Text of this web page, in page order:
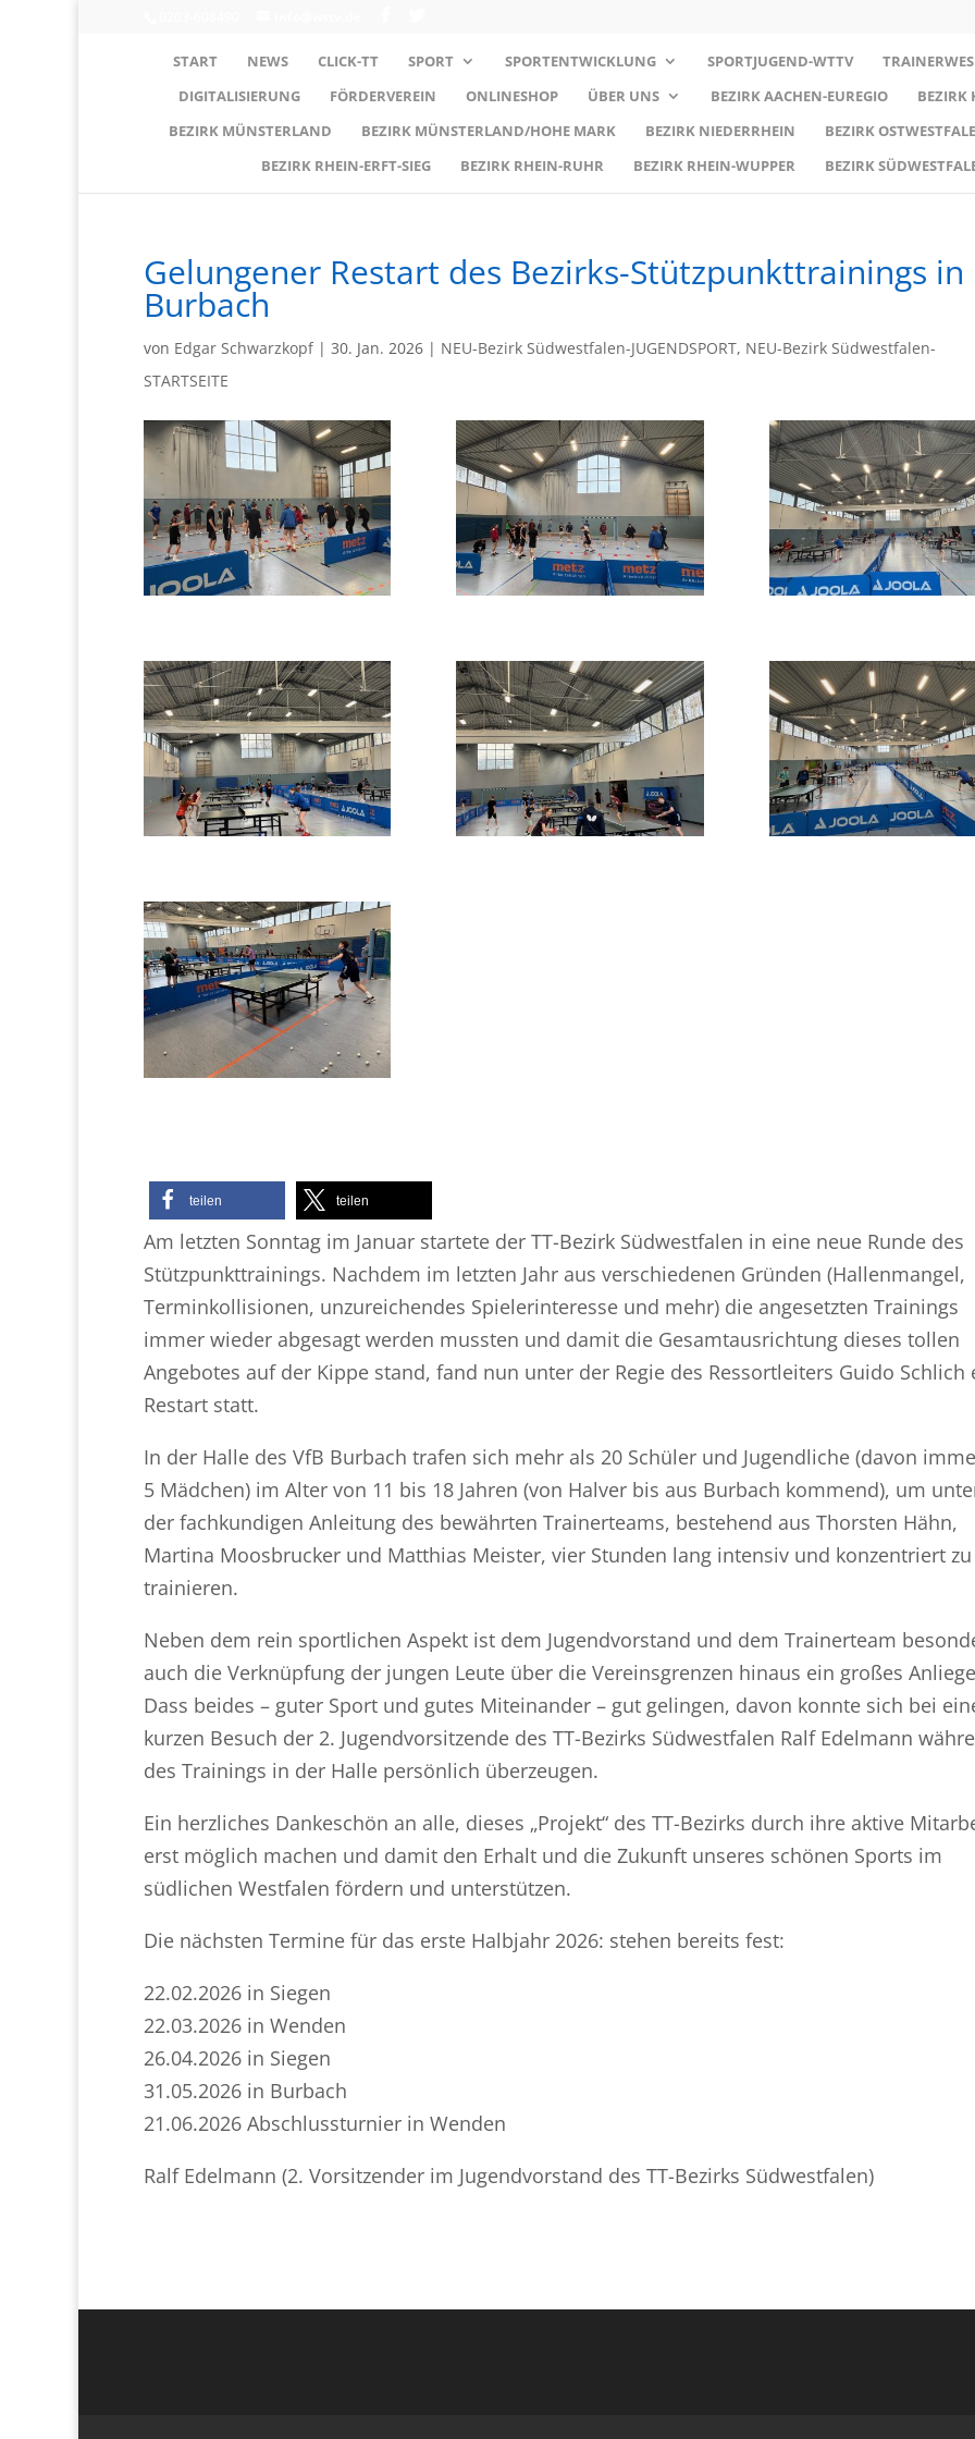
START NEWS CLICK-TT SPORT SPORTENTWICKLUNG SPORTJUGEND-WTTV
DIGITALISIERUNG
FÖRDERVEREIN ONLINESHOP ÜBER UNS BEZIRK AACHEN-EUREGIO BEZIRK
BEZIRK MÜNSTERLAND
BEZIRK MÜNSTERLAND/HOHE MARK BEZIRK NIEDERRHEIN BEZIRK
BEZIRK RHEIN-ERFT-SIEG
BEZIRK RHEIN-RUHR BEZIRK RHEIN-WUPPER BEZIRK
Gelungener Restart des Bezirks-Stützpunkttrainings in
Burbach
von Edgar Schwarzkopf| 30. Jan. 2026 | NEU-Bezirk Südwestfalen-JUGENDSPORT, NEU-Bezirk Südwestfalen-
STARTSEITE
teilen teilen
Am letzten Sonntag im Januar startete der TT-Bezirk Südwestfalen in eine neue Runde des
Stützpunkttrainings. Nachdem im letzten Jahr aus verschiedenen Gründen (Hallenmangel,
Terminkollisionen, unzureichendes Spielerinteresse und mehr) die angesetzten Trainings
immer wieder abgesagt werden mussten und damit die Gesamtausrichtung dieses tollen
Angebotes auf der Kippe stand, fand nun unter der Regie des Ressortleiters Guido Schlich
Restart statt.
In der Halle des VfB Burbach trafen sich mehr als 20 Schüler und Jugendliche (davon
5 Mädchen) im Alter von 11 bis 18 Jahren (von Halver bis aus Burbach kommend), um
der fachkundigen Anleitung des bewährten Trainerteams, bestehend aus Thorsten Hähn,
Martina Moosbrucker und Matthias Meister, vier Stunden lang intensiv und konzentriert zu
trainieren.
Neben dem rein sportlichen Aspekt ist dem Jugendvorstand und dem Trainerteam
auch die Verknüpfung der jungen Leute über die Vereinsgrenzen hinaus ein großes
Dass beides – guter Sport und gutes Miteinander – gut gelingen, davon konnte sich bei
kurzen Besuch der 2. Jugendvorsitzende des TT-Bezirks Südwestfalen Ralf Edelmann
des Trainings in der Halle persönlich überzeugen.
Ein herzliches Dankeschön an alle, dieses „Projekt“ des TT-Bezirks durch ihre aktive
erst möglich machen und damit den Erhalt und die Zukunft unseres schönen Sports im
südlichen Westfalen fördern und unterstützen.
Die nächsten Termine für das erste Halbjahr 2026: stehen bereits fest:
22.02.2026 in Siegen
22.03.2026 in Wenden
26.04.2026 in Siegen
31.05.2026 in Burbach
21.06.2026 Abschlussturnier in Wenden
Ralf Edelmann (2. Vorsitzender im Jugendvorstand des TT-Bezirks Südwestfalen)